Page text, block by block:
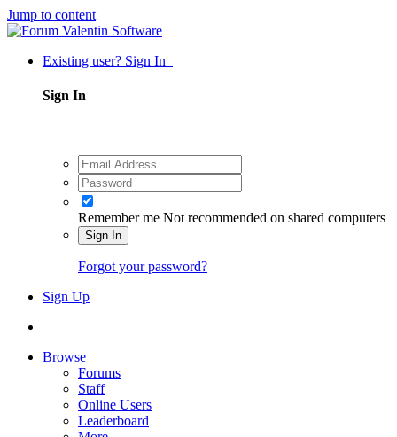
Jump to content
Existing user? Sign In
Sign In
Remember me Not recommended on shared computers
Sign In
Forgot your password?
Sign Up
Browse
Forums
Staff
Online Users
Leaderboard